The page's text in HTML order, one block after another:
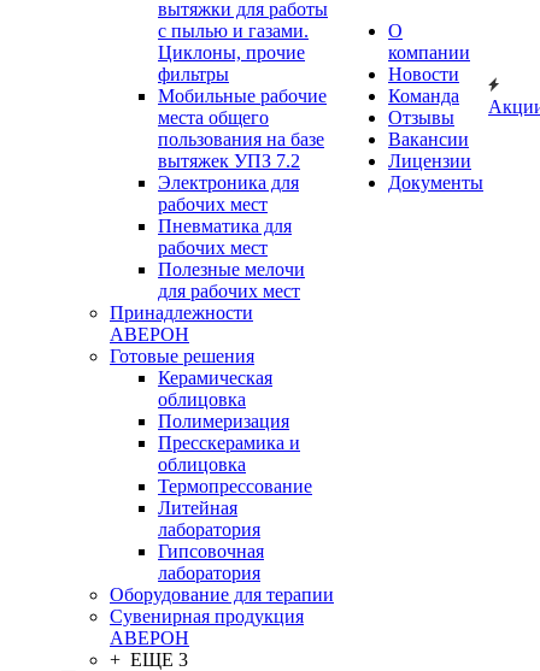
вытяжки для работы
с пылью и газами.
Циклоны, прочие
фильтры
Мобильные рабочие
места общего
пользования на базе
вытяжек УПЗ 7.2
Электроника для
рабочих мест
Пневматика для
рабочих мест
Полезные мелочи
для рабочих мест
Принадлежности
АВЕРОН
Готовые решения
Керамическая
облицовка
Полимеризация
Пресскерамика и
облицовка
Термопрессование
Литейная
лаборатория
Гипсовочная
лаборатория
Оборудование для терапии
Сувенирная продукция
АВЕРОН
+ ЕЩЕ 3
О
компании
Новости
Команда
Отзывы
Вакансии
Лицензии
Документы